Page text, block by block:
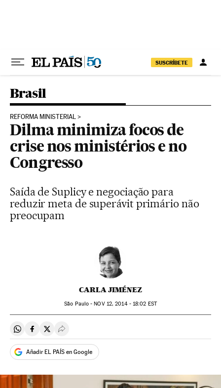
SUSCRÍBETE
Brasil
REFORMA MINISTERIAL
Dilma minimiza focos de
crise nos ministérios e no
Congresso
Saída de Suplicy e negociação para
reduzir meta de superávit primário não
preocupam
CARLA JIMÉNEZ
São Paulo -NOV12, 2014 - 18:02 EST
Compartir en Whatsapp
Compartir en Facebook
Compartir en Twitter
Desplegar Redes Sociales
Añadir EL PAÍS en Google